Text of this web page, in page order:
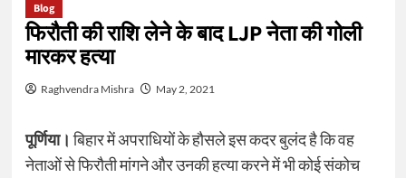
Blog
फिरौती की राशि लेने के बाद LJP नेता की गोली
मारकर हत्या
Raghvendra Mishra May 2, 2021
पूर्णिया। बिहार में अपराधियों के हौसले इस कदर बुलंद है कि वह
नेताओं से फिरौती मांगने और उनकी हत्या करने में भी कोई संकोच